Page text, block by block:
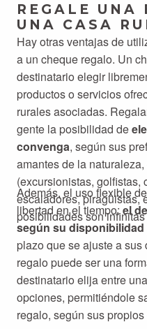
REGALE UNA
UNA CASA
Hay otras ventajas de
a un cheque regalo. Un
destinatario elegir
productos o servicios
rurales asociadas.
gente la posibilidad de
convenga, según sus
amantes de la
(excursionistas, golfistas,
escaladores, piragüistas,
posibilidades son
Además, el uso flexible
libertad en el tiempo:el
según su
plazo que se ajuste a
regalo puede ser una
destinatario elija entre
opciones, permitiéndole
regalo, según sus